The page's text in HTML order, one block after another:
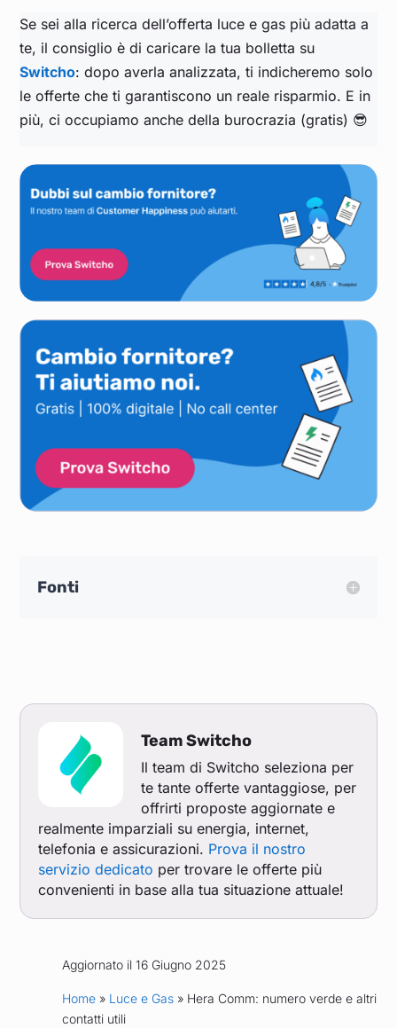
Se sei alla ricerca dell’offerta luce e gas più adatta a
te, il consiglio è di caricare la tua bolletta su
Switcho: dopo averla analizzata, ti indicheremo solo
le offerte che ti garantiscono un reale risparmio. E in
più, ci occupiamo anche della burocrazia (gratis) 😎
Fonti
Team Switcho
Il team di Switcho seleziona per
te tante offerte vantaggiose, per
offrirti proposte aggiornate e
realmente imparziali su energia, internet,
telefonia e assicurazioni. Prova il nostro
servizio dedicato per trovare le offerte più
convenienti in base alla tua situazione attuale!
Aggiornato il 16 Giugno 2025
Home» Luce e Gas» Hera Comm: numero verde e altri
contatti utili